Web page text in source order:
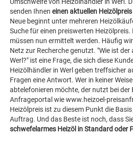
senden Ihnen einen aktuellen Heizölpreis
Neue beginnt unter mehreren
Suche für einen preiswerten Heizölpreis.
müssen nun ermittelt werden. Häufig
Netz zur Recherche genutzt. "Wie ist der
Werl?" ist eine Frage, die sich diese
Heizölhändler in Werl geben treffsicher
Fragen eine Antwort. Wer in keiner
abtelefonieren möchte, der nutzt bei der
Anfrageportal wie www.heizoel-
Heizölpreis ist zu diesem Punkt die
Auftrag. Und das Beste ist noch, dass
schwefelarmes Heizöl in Standard oder